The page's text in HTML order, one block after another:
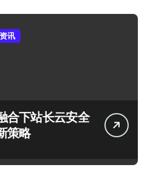
讯
合下站长云安全
策略